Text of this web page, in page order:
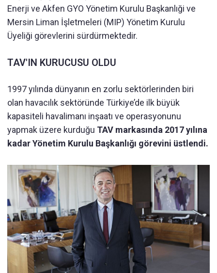
Enerji ve Akfen GYO Yönetim Kurulu Başkanlıği ve
Mersin Liman İşletmeleri (MIP) Yönetim Kurulu
Üyeliği görevlerini sürdürmektedir.
TAV'IN KURUCUSU OLDU
1997 yılında dünyanın en zorlu sektörlerinden biri
olan havacılık sektöründe Türkiye’de ilk büyük
kapasiteli havalimanı inşaatı ve operasyonunu
yapmak üzere kurduğu TAV markasında 2017 yılına
kadar Yönetim Kurulu Başkanlığı görevini üstlendi.